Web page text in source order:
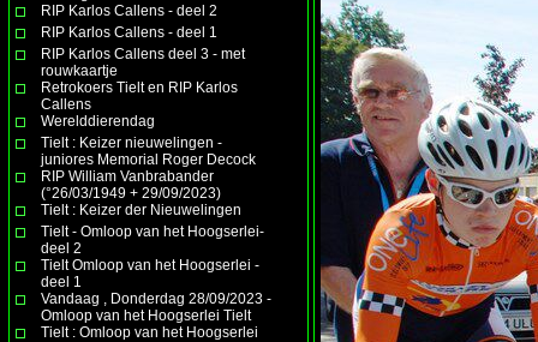
RIP Karlos Callens - deel 2
RIP Karlos Callens - deel 1
RIP Karlos Callens deel 3 - met
rouwkaartje
Retrokoers Tielt en RIP Karlos
Callens
Werelddierendag
Tielt : Keizer nieuwelingen -
juniores Memorial Roger Decock
RIP William Vanbrabander
(°26/03/1949 + 29/09/2023)
Tielt : Keizer der Nieuwelingen
Tielt - Omloop van het Hoogserlei-
deel 2
Tielt Omloop van het Hoogserlei -
deel 1
Vandaag , Donderdag 28/09/2023 -
Omloop van het Hoogserlei Tielt
Tielt : Omloop van het Hoogserlei